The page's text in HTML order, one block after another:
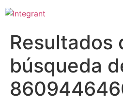
al
Resultados
búsqueda